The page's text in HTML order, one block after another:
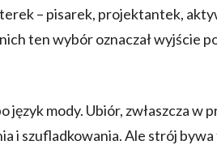
– pisarek, projektantek,
ten wybór oznaczał wyjście
mody. Ubiór, zwłaszcza w
i szufladkowania. Ale strój